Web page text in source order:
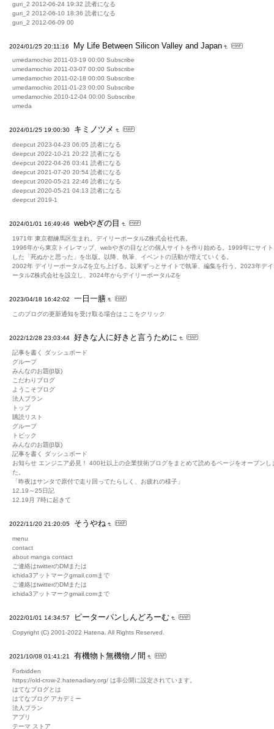
guri_2 2012-06-24 19:32 読者になる
guri_2 2012-06-10 18:36 読者になる
guri_2 2012-06-09 00
2024/01/25 20:11:16 My Life Between Silicon Valley and Japan
umedamochio 2011-03-19 00:00 Subscribe
umedamochio 2011-03-07 00:00 Subscribe
umedamochio 2011-02-18 00:00 Subscribe
umedamochio 2011-01-23 00:00 Subscribe
umedamochio 2010-12-04 00:00 Subscribe
umeda
2024/01/25 19:00:30 キミノツメ
deepcut 2023-04-23 06:05 読者になる
deepcut 2022-10-21 20:22 読者になる
deepcut 2022-04-26 03:41 読者になる
deepcut 2021-07-20 20:54 読者になる
deepcut 2020-05-21 22:46 読者になる
deepcut 2020-05-21 04:13 読者になる
deepcut 2019-1
2024/01/01 16:49:46 webやぎの目
1971年 東京都練馬区生まれ。デイリーポータルZ株式会社代表。
1996年から東京トイレマップ、webやぎの目などの個人サイトを作り始める。1999年にサイ
した「死ぬかと思った」を出版。以降、執筆、イベントの活動が増えていくる。
2002年 デイリーポータルZを立ち上げる。以来ずっとサイトで執筆、編集を行う。2023年デ
ータルZ株式会社を設立し、2024年からデイリーポータルZを
2023/04/18 16:42:02 一日一膳
このブログの更新通知を受け取る場合はここをクリック
2022/12/28 23:03:44 好きな人に好きと言うために
記事を書く ダッシュボード
グループ
みんなのお題(β版)
こだわりブログ
ようこそブログ
法人プラン
トップ
購読リスト
グループ
トピック
みんなのお題(β版)
記事を書く ダッシュボード
お知らせ エンジニア必見！ 400社以上の企業技術ブログをまとめて読めるページをオープンし
た。
「昨夜はサンタで原付で走り回ってたらしく、お疲れの様子」
12.19～25日記
12.19月 7時に起きて
2022/11/20 21:20:05 そうやね
menu
contact
about manga contact
ご連絡はtwitterのDMまたは
ichida3アットマークgmail.comまで
ご連絡はtwitterのDMまたは
ichida3アットマークgmail.comまで
2022/01/01 14:34:57 ピーターパンしんどろーむ
Copyright (C) 2001-2022 Hatena. All Rights Reserved.
2021/10/08 01:41:21 有機物ト無機物ノ間
Forbidden
https://old-crow-2.hatenadiary.org/ は非公開に設定されています。
はてなブログとは
はてなブログ アカデミー
法人プラン
アプリ
テーマ ストア